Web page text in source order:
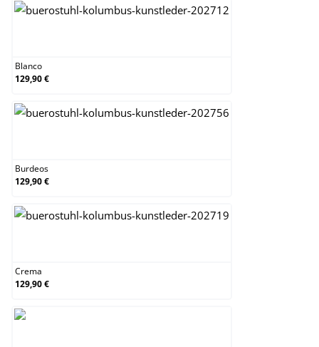
Blanco
129,90 €
Burdeos
129,90 €
Crema
129,90 €